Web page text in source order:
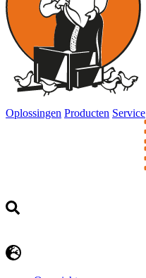
Oplossingen Producten Service